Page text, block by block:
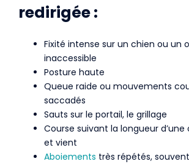
redirigée :
Fixité intense sur un chien ou un
inaccessible
Posture haute
Queue raide ou mouvements
saccadés
Sauts sur le portail, le grillage
Course suivant la longueur
et vient
Aboiements très répétés,